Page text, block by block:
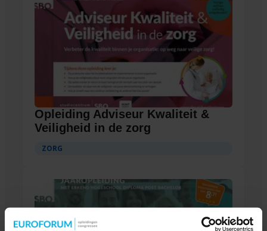
Opleiding Adviseur Kwaliteit &
Veiligheid in de zorg
ZORG